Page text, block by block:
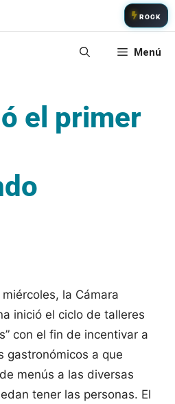
ROCK
Menú
el primer
la Cámara
inició el ciclo de talleres
con el fin de incentivar a
gastronómicos a que
menús a las diversas
tener las personas. El